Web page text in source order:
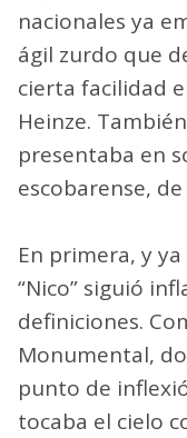
nacionales ya
ágil zurdo que
cierta facilidad
Heinze.
presentaba en
escobarense,
En primera, y
“Nico” siguió
definiciones.
Monumental,
punto de
tocaba el cielo